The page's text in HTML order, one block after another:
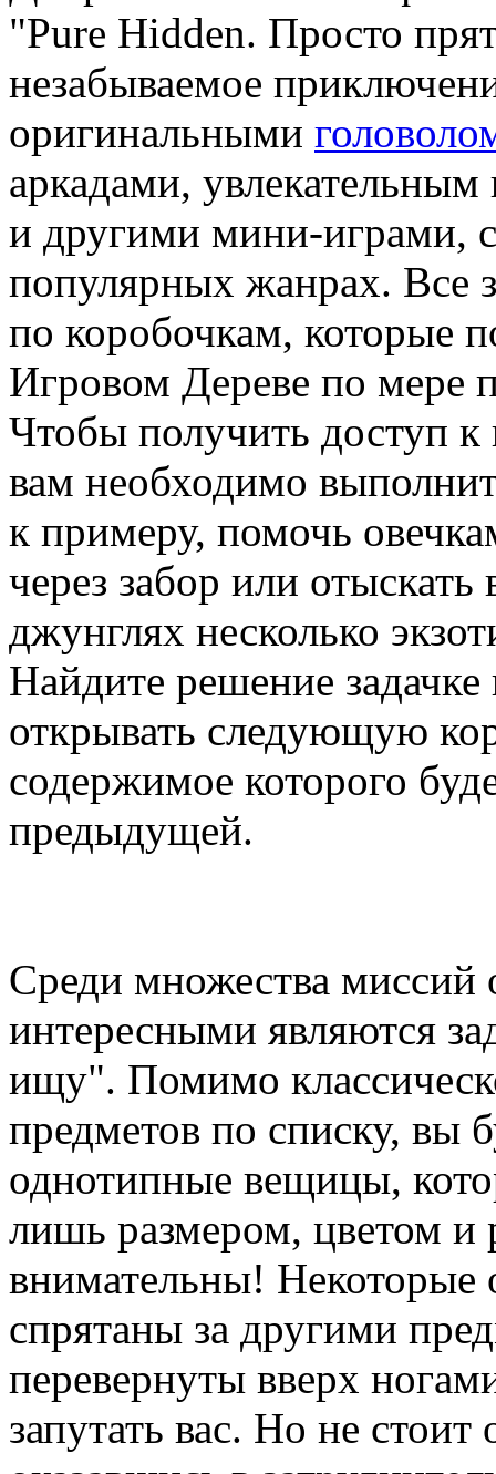
"Pure Hidden. Просто
незабываемое
оригинальными
аркадами,
и другими мини-играми,
популярных жанрах. Все
по коробочкам, которые
Игровом Дереве по мере
Чтобы получить доступ к
вам необходимо
к примеру, помочь
через забор или отыскать
джунглях несколько
Найдите решение
открывать следующую
содержимое которого
предыдущей.
Среди множества миссий
интересными являются
ищу". Помимо
предметов по списку, вы
однотипные вещицы,
лишь размером, цветом и
внимательны! Некоторые
спрятаны за другими
перевернуты вверх
запутать вас. Но не стоит